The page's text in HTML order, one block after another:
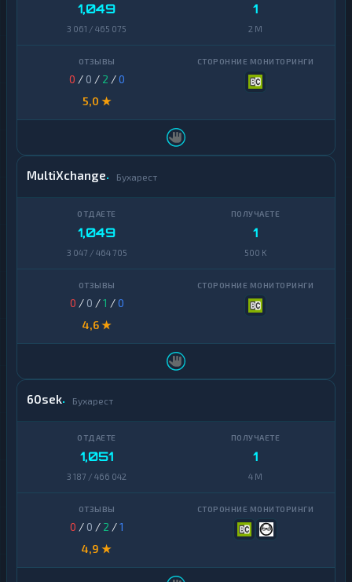
1,049
3 061 / 465 075
1
2 M
0 / 0 / 2 /0
5,0 ★
MultiXchange Бухарест
1,049
3 047 / 464 705
1
500 K
0 / 0 /1 /0
4,6 ★
60sek Бухарест
1,051
3 187 / 466 042
1
4 M
0 / 0 / 2 /1
4,9 ★